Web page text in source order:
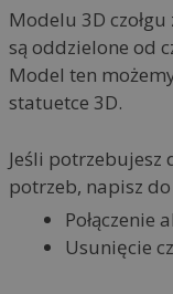
a
t
i
v
:
Modelu 3D
są oddzielone od
Model ten
statuetce 3D.
Jeśli potrzebujesz
potrzeb, napisz
Połączenie
Usunięcie